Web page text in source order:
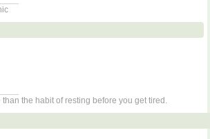
the habit of resting before you get tired.